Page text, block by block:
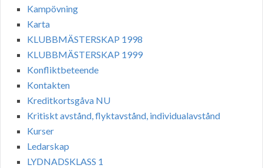
Kampövning
Karta
KLUBBMÄSTERSKAP 1998
KLUBBMÄSTERSKAP 1999
Konfliktbeteende
Kontakten
Kreditkortsgåva NU
Kritiskt avstånd, flyktavstånd, individualavstånd
Kurser
Ledarskap
LYDNADSKLASS 1